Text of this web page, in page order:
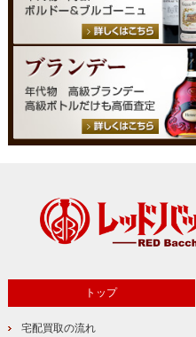
トップ
宅配買取の流れ